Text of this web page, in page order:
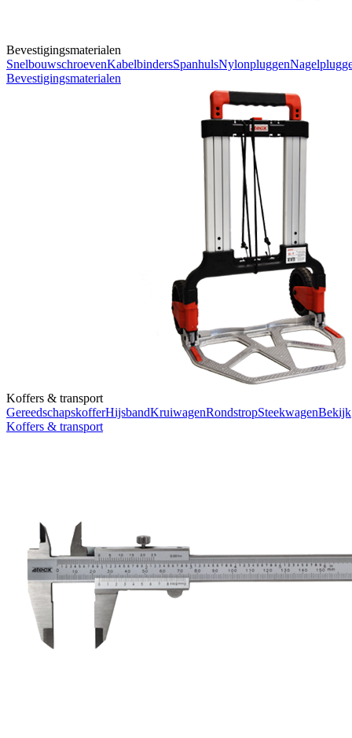
Bevestigingsmaterialen
SnelbouwschroevenKabelbindersSpanhulsNylonpluggen
Bevestigingsmaterialen
Koffers & transport
GereedschapskofferHijsbandKruiwagenRondstropSteekwagenBekijk
Koffers & transport